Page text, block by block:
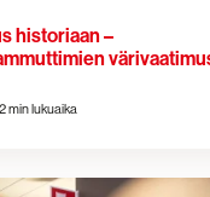
historiaan –
2 min lukuaika